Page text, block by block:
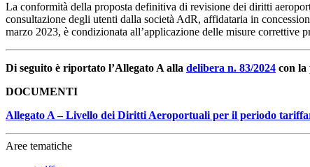
La conformità della proposta definitiva di revisione dei diritti
consultazione degli utenti dalla società AdR, affidataria in
marzo 2023, è condizionata all’applicazione delle misure correttive
Di seguito è riportato l’Allegato A alla delibera n. 83/2024 con la
DOCUMENTI
Allegato A – Livello dei Diritti Aeroportuali per il periodo
Aree tematiche